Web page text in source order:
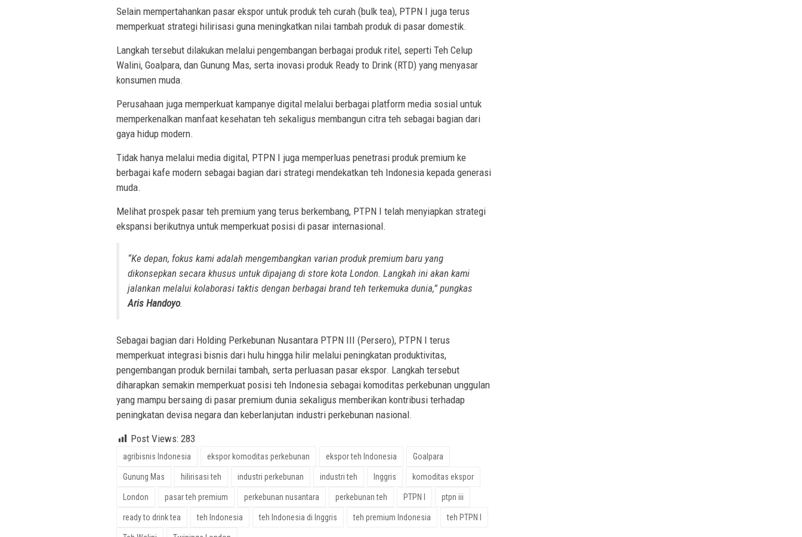
Selain mempertahankan pasar ekspor untuk produk teh curah (bulk tea), PTPN I juga terus
memperkuat strategi hilirisasi guna meningkatkan nilai tambah produk di pasar domestik.
Langkah tersebut dilakukan melalui pengembangan berbagai produk ritel, seperti Teh Celup
Walini, Goalpara, dan Gunung Mas, serta inovasi produk Ready to Drink (RTD) yang menyasar
konsumen muda.
Perusahaan juga memperkuat kampanye digital melalui berbagai platform media sosial untuk
memperkenalkan manfaat kesehatan teh sekaligus membangun citra teh sebagai bagian dari
gaya hidup modern.
Tidak hanya melalui media digital, PTPN I juga memperluas penetrasi produk premium ke
berbagai kafe modern sebagai bagian dari strategi mendekatkan teh Indonesia kepada generasi
muda.
Melihat prospek pasar teh premium yang terus berkembang, PTPN I telah menyiapkan strategi
ekspansi berikutnya untuk memperkuat posisi di pasar internasional.
“Ke depan, fokus kami adalah mengembangkan varian produk premium baru yang
dikonsepkan secara khusus untuk dipajang di store kota London. Langkah ini akan kami
jalankan melalui kolaborasi taktis dengan berbagai brand teh terkemuka dunia,” pungkas
Aris Handoyo.
Sebagai bagian dari Holding Perkebunan Nusantara PTPN III (Persero), PTPN I terus
memperkuat integrasi bisnis dari hulu hingga hilir melalui peningkatan produktivitas,
pengembangan produk bernilai tambah, serta perluasan pasar ekspor. Langkah tersebut
diharapkan semakin memperkuat posisi teh Indonesia sebagai komoditas perkebunan unggulan
yang mampu bersaing di pasar premium dunia sekaligus memberikan kontribusi terhadap
peningkatan devisa negara dan keberlanjutan industri perkebunan nasional.
Post Views: 283
agribisnis Indonesia ekspor komoditas perkebunan ekspor teh Indonesia Goalpara
Gunung Mas hilirisasi teh industri perkebunan industri teh Inggris komoditas ekspor
London pasar teh premium perkebunan nusantara perkebunan teh PTPN I ptpn iii
ready to drink tea teh Indonesia teh Indonesia di Inggris teh premium Indonesia teh PTPN I